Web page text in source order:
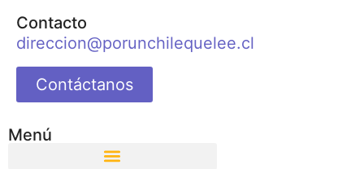
Contacto
direccion@porunchilequelee.cl
Contáctanos
Menú